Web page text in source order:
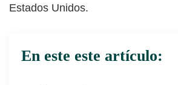
Estados Unidos.
En este este artículo: